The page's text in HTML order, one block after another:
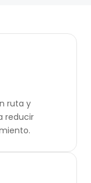
ruta y
reducir